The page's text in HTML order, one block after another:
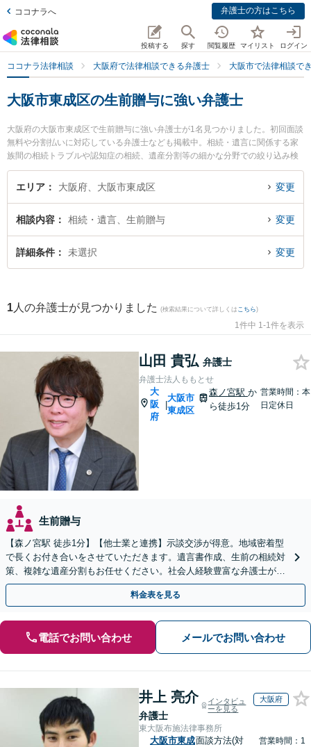
ココナラへ 弁護士の方はこちら
投稿する 探す 閲覧履歴 マイリスト ログイン
ココナラ法律相談 大阪府で法律相談できる弁護士 大阪市で法律相談で
大阪市東成区の生前贈与に強い弁護士
大阪府の大阪市東成区で生前贈与に強い弁護士が1名見つかりました。初回面談
無料や分割払いに対応している弁護士なども掲載中。相続・遺言に関係する家
族間の相続トラブルや認知症の相続、遺産分割等の細かな分野での絞り込み検
索もでき便利です。特に弁護士法人ももとせの山田 貴弘弁護士のプロフィール
情報や弁護士費用、強みなどが注目されています。『大阪市東成区で土日や夜
前贈与を法律相談できる大阪市東成区内の弁護士に相談予約したい』などでお
困りの相談者さんにおすすめです。
エリア 大阪府、大阪市東成区 変更
相談内容 相続・遺言、生前贈与 変更
詳細条件 未選択 変更
1 人の弁護士が見つかりました (検索結果について詳しくは こちら)
1件中 1-1件を表示
山田 貴弘 弁護士
弁護士法人ももとせ
大
阪
府
|
大阪市
東成区
森ノ宮駅か
ら徒歩1分
営業時間：本
日定休日
生前贈与
【森ノ宮駅 徒歩1分】【他士業と連携】示談交渉が得意。地域密着型
で長くお付き合いをさせていただきます。遺言書作成、生前の相続対
策、複雑な遺産分割もお任せください。社会人経験豊富な弁護士が親
身になってお話を伺います。
料金表を見る
電話でお問い合わせ メールでお問い合わせ
井上 亮介
弁護士
インタビュ
ーを見る
大阪府
東大阪布施法律事務所
大阪市東成面談方法(対
営業時間：1